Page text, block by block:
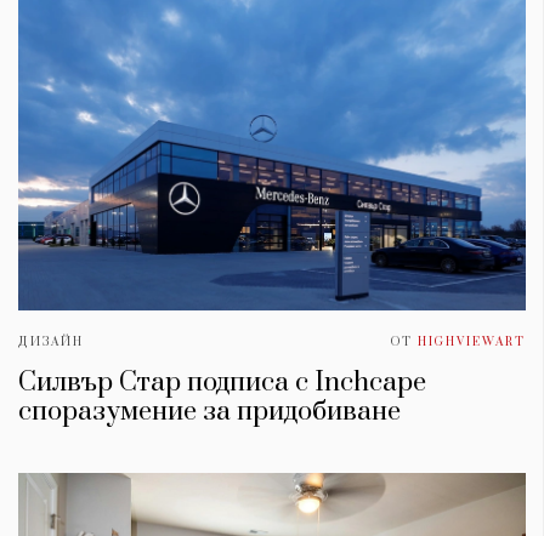
ДИЗАЙН ОТ HIGHVIEWART
Силвър Стар подписа с Inchcape
споразумение за придобиване